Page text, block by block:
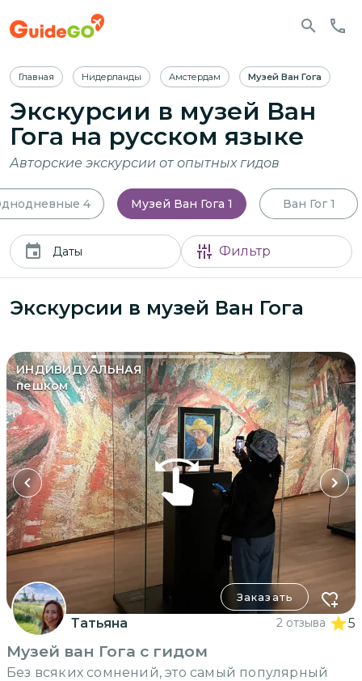
Главная Нидерланды Амстердам Музей Ван Гога
Экскурсии в музей Ван
Гога на русском языке
Авторские экскурсии от опытных гидов
4 Музей Ван Гога 1 Ван Гог 1
Даты Фильтр
Экскурсии в музей Ван Гога
ИНДИВИДУАЛЬНАЯ
пешком
Заказать
Татьяна 2 отзыва 5
Музей ван Гога с гидом
Без всяких сомнений, это самый популярный